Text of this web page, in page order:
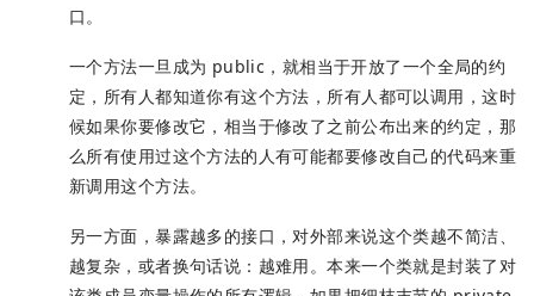
口。
一个方法一旦成为 public，就相当于开放了一个全局的约
定，所有人都知道你有这个方法，所有人都可以调用，这时
候如果你要修改它，相当于修改了之前公布出来的约定，那
么所有使用过这个方法的人有可能都要修改自己的代码来重
新调用这个方法。
另一方面，暴露越多的接口，对外部来说这个类越不简洁、
越复杂，或者换句话说：越难用。本来一个类就是封装了对